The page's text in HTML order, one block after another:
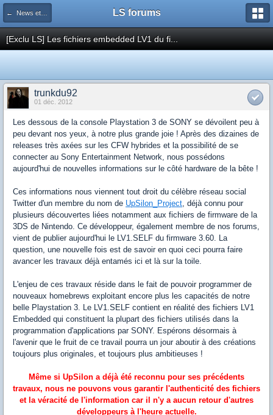
← News et actualités postées sur LS LS forums
[Exclu LS] Les fichiers embedded LV1 du fi...
trunkdu92
01 déc. 2012
Les dessous de la console Playstation 3 de SONY se dévoilent peu à
peu devant nos yeux, à notre plus grande joie ! Après des dizaines de
releases très axées sur les CFW hybrides et la possibilité de se
connecter au Sony Entertainment Network, nous possédons
aujourd'hui de nouvelles informations sur le côté hardware de la bête !
Ces informations nous viennent tout droit du célèbre réseau social
Twitter d'un membre du nom de UpSilon_Project, déjà connu pour
plusieurs découvertes liées notamment aux fichiers de firmware de la
3DS de Nintendo. Ce développeur, également membre de nos forums,
vient de publier aujourd'hui le LV1.SELF du firmware 3.60. La
question, une nouvelle fois est de savoir en quoi ceci pourra faire
avancer les travaux déjà entamés ici et là sur la toile.
L'enjeu de ces travaux réside dans le fait de pouvoir programmer de
nouveaux homebrews exploitant encore plus les capacités de notre
belle Playstation 3. Le LV1.SELF contient en réalité des fichiers LV1
Embedded qui constituent la plupart des fichiers utilisés dans la
programmation d'applications par SONY. Espérons désormais à
l'avenir que le fruit de ce travail pourra un jour aboutir à des créations
toujours plus originales, et toujours plus ambitieuses !
Même si UpSilon a déjà été reconnu pour ses précédents
travaux, nous ne pouvons vous garantir l'authenticité des fichiers
et la véracité de l'information car il n'y a aucun retour d'autres
développeurs à l'heure actuelle.